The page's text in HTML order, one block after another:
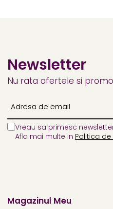
Newsletter
Nu rata ofertele si
Vreau sa primesc
Afla mai multe in Politica
Magazinul Meu